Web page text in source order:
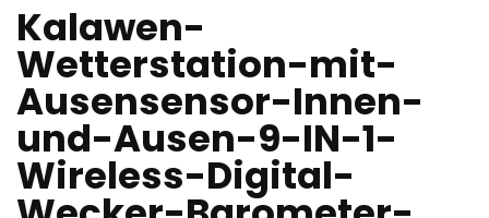
Kalawen-
Wetterstation-mit-
Ausensensor-Innen-
und-Ausen-9-IN-1-
Wireless-Digital-